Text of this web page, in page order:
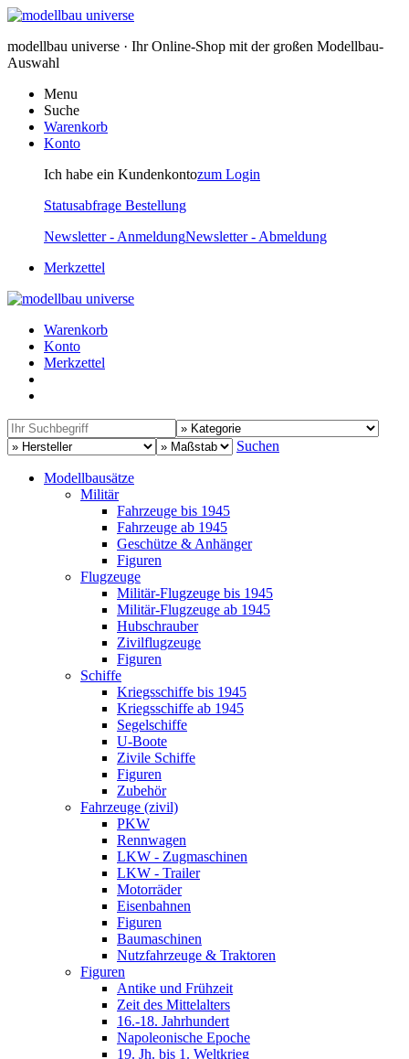
modellbau universe · Ihr Online-Shop mit der großen Modellbau-
Auswahl
Menu
Suche
Warenkorb
Konto
Ich habe ein Kundenkontozum Login
Statusabfrage Bestellung
Newsletter - AnmeldungNewsletter - Abmeldung
Merkzettel
Warenkorb
Konto
Merkzettel
Suchen
Modellbausätze
Militär
Fahrzeuge bis 1945
Fahrzeuge ab 1945
Geschütze & Anhänger
Figuren
Flugzeuge
Militär-Flugzeuge bis 1945
Militär-Flugzeuge ab 1945
Hubschrauber
Zivilflugzeuge
Figuren
Schiffe
Kriegsschiffe bis 1945
Kriegsschiffe ab 1945
Segelschiffe
U-Boote
Zivile Schiffe
Figuren
Zubehör
Fahrzeuge (zivil)
PKW
Rennwagen
LKW - Zugmaschinen
LKW - Trailer
Motorräder
Eisenbahnen
Figuren
Baumaschinen
Nutzfahrzeuge & Traktoren
Figuren
Antike und Frühzeit
Zeit des Mittelalters
16.-18. Jahrhundert
Napoleonische Epoche
19. Jh. bis 1. Weltkrieg